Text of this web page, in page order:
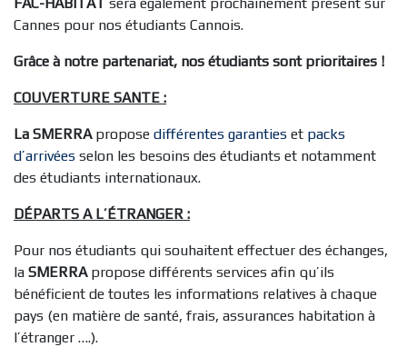
Cannes pour nos étudiants Cannois.
Grâce à notre partenariat, nos étudiants sont prioritaires !
COUVERTURE SANTE :
La SMERRApropose différentes garanties et packs
d’arrivées selon les besoins des étudiants et notamment
des étudiants internationaux.
DÉPARTS A L’ÉTRANGER :
Pour nos étudiants qui souhaitent effectuer des échanges,
la SMERRApropose différents services afin qu’ils
bénéficient de toutes les informations relatives à chaque
pays (en matière de santé, frais, assurances habitation à
l’étranger ….).